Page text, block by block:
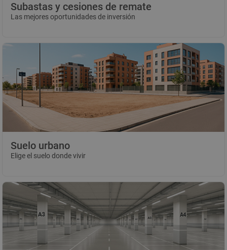
Subastas y cesiones de remate
Las mejores oportunidades de inversión
Suelo urbano
Elige el suelo donde vivir